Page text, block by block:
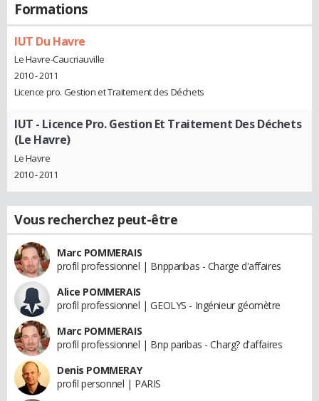
Formations
IUT Du Havre
Le Havre-Caucriauville
2010 - 2011
Licence pro. Gestion et Traitement des Déchets
IUT - Licence Pro. Gestion Et Traitement Des Déchets
(Le Havre)
Le Havre
2010 - 2011
Vous recherchez peut-être
Marc POMMERAIS
profil professionnel | Bnpparibas - Charge d'affaires
Alice POMMERAIS
profil professionnel | GEOLYS - Ingénieur géomètre
Marc POMMERAIS
profil professionnel | Bnp paribas - Charg? d'affaires
Denis POMMERAY
profil personnel | PARIS